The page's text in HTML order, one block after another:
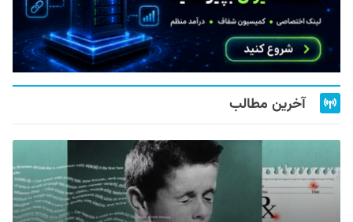
آخرین مطالب